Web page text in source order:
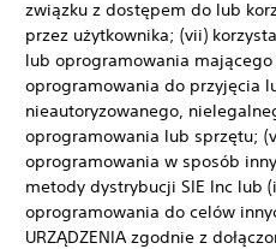
związku z dostępem do lub
przez użytkownika; (vii)
lub oprogramowania
oprogramowania do przyjęcia
nieautoryzowanego,
oprogramowania lub sprzętu;
oprogramowania w sposób
metody dystrybucji SIE Inc lub
oprogramowania do celów
URZĄDZENIA zgodnie z